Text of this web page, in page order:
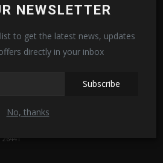
NEWSLETTER
to get the latest news, updates
directly in your inbox
Subscribe
No, thanks
и Рабочий IPTV плейлист M3U
114268
26441